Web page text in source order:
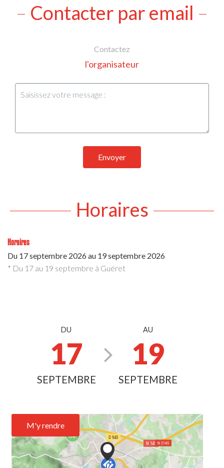
Contacter par email
Contactez
l'organisateur
Envoyer
Horaires
Horaires
Du 17 septembre 2026au 19 septembre 2026
* Du 17 au 19 septembre à Guéret
DU
17
SEPTEMBRE
AU
19
SEPTEMBRE
M'y rendre